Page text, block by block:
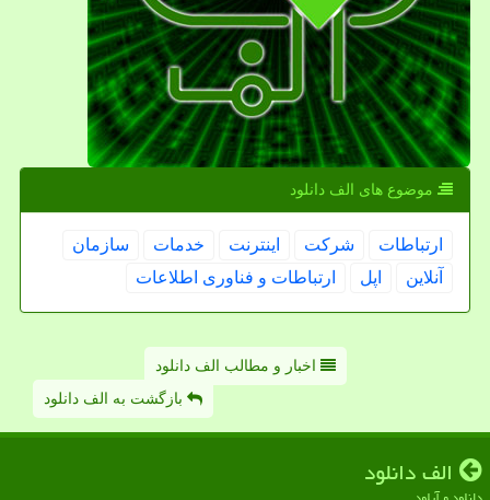
موضوع های الف دانلود
ارتباطات شركت اینترنت خدمات
سازمان
آنلاین
اپل ارتباطات و فناوری اطلاعات
اخبار و مطالب الف دانلود
بازگشت به الف دانلود
الف دانلود